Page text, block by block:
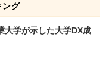
ング
大学が示した大学DX成